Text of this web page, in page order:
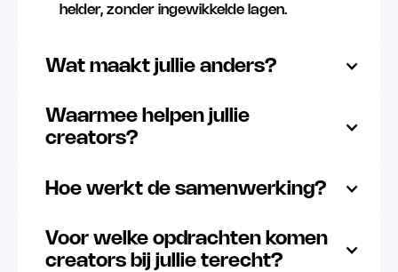
helder, zonder ingewikkelde lagen.
Wat maakt jullie anders?
Waarmee helpen jullie
creators?
Hoe werkt de samenwerking?
Voor welke opdrachten komen
creators bij jullie terecht?